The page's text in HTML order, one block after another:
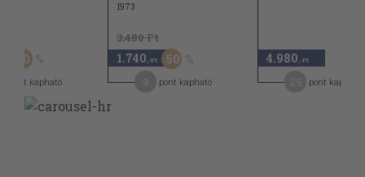
60
pont kapható
1973
3.480 Ft
1.740 ,-Ft 50
pont kapható
4.980 ,-Ft
pont kapható